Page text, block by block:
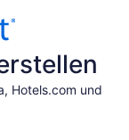
Hotels.com und